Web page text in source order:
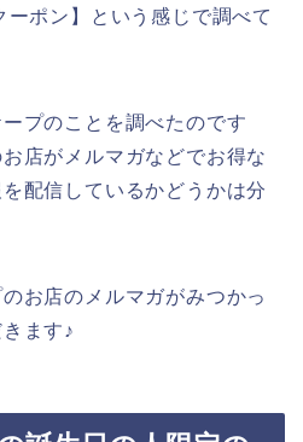
ーポン】という感じで調べて
プのことを調べたのです
店がメルマガなどでお得な
配信しているかどうかは分
お店のメルマガがみつかっ
ます♪